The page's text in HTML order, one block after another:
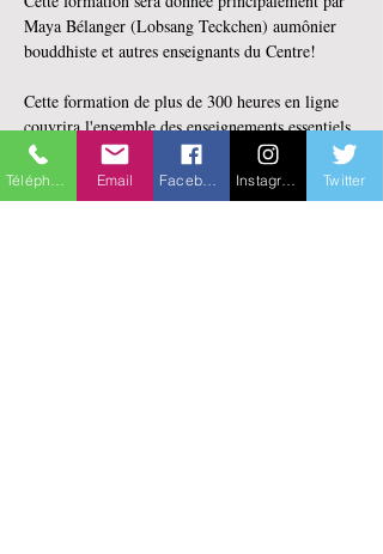
Maya Bélanger (Lobsang Teckchen) aumônier
bouddhiste et autres enseignants du Centre!
Cette formation de plus de 300 heures en ligne
couvrira l'ensemble des enseignements essentiels
de la méditation et la philosophie bouddhiste
tibétaine proposés depuis plusieurs années par le
Centre Paramita. Durant cette formation, vous
Email Twitter